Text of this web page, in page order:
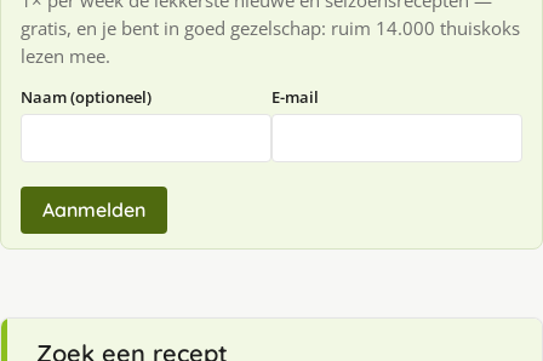
gratis, en je bent in goed gezelschap: ruim 14.000 thuiskoks
lezen mee.
Naam (optioneel) E-mail
Aanmelden
Zoek een recept